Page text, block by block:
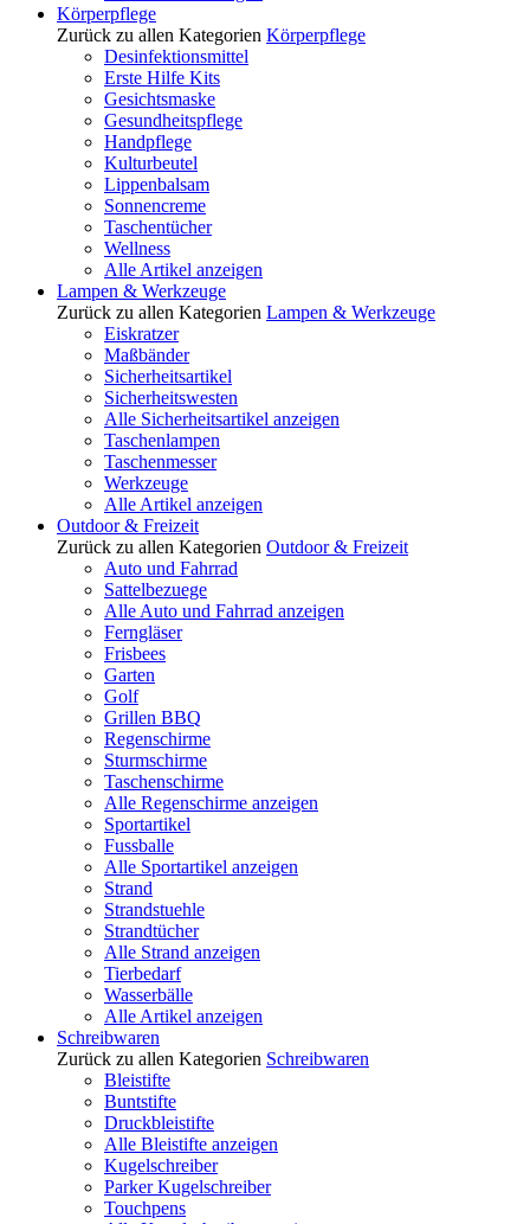
Körperpflege
Zurück zu allen Kategorien Körperpflege
Desinfektionsmittel
Erste Hilfe Kits
Gesichtsmaske
Gesundheitspflege
Handpflege
Kulturbeutel
Lippenbalsam
Sonnencreme
Taschentücher
Wellness
Alle Artikel anzeigen
Lampen & Werkzeuge
Zurück zu allen Kategorien Lampen & Werkzeuge
Eiskratzer
Maßbänder
Sicherheitsartikel
Sicherheitswesten
Alle Sicherheitsartikel anzeigen
Taschenlampen
Taschenmesser
Werkzeuge
Alle Artikel anzeigen
Outdoor & Freizeit
Zurück zu allen Kategorien Outdoor & Freizeit
Auto und Fahrrad
Sattelbezuege
Alle Auto und Fahrrad anzeigen
Ferngläser
Frisbees
Garten
Golf
Grillen BBQ
Regenschirme
Sturmschirme
Taschenschirme
Alle Regenschirme anzeigen
Sportartikel
Fussballe
Alle Sportartikel anzeigen
Strand
Strandstuehle
Strandtücher
Alle Strand anzeigen
Tierbedarf
Wasserbälle
Alle Artikel anzeigen
Schreibwaren
Zurück zu allen Kategorien Schreibwaren
Bleistifte
Buntstifte
Druckbleistifte
Alle Bleistifte anzeigen
Kugelschreiber
Parker Kugelschreiber
Touchpens